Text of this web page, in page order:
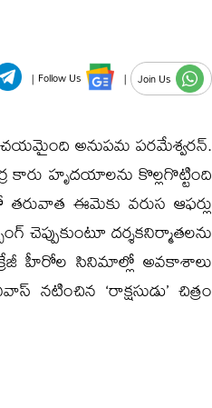
| Follow Us | Join Us
పరిచయమైంది అనుపమ పరమేశ్వరన్.
కారు హృదయాలను కొల్లగొట్టింది
ఈమెకు వరుస ఆఫర్లు
దర్శకనిర్మాతలను
హీరోల సినిమాల్లో అవకాశాలు
నటించిన ‘రాక్షసుడు’ చిత్రం